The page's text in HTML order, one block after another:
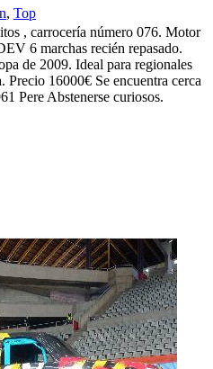
, carrocería número 076. Motor
6 marchas recién repasado.
de 2009. Ideal para regionales
16000€ Se encuentra cerca
Pere Abstenerse curiosos.